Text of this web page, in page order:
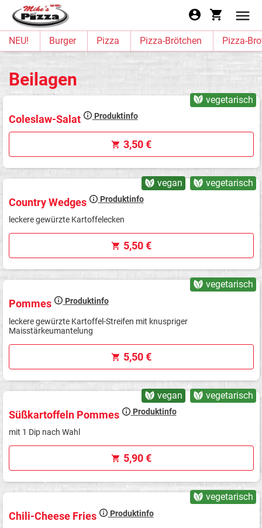
NEU! Burger Pizza Pizza-Brötchen Pizza-
Beilagen
vegetarisch
Coleslaw-Salat Produktinfo
3,50 €
vegan vegetarisch
Country Wedges Produktinfo
leckere gewürzte Kartoffelecken
5,50 €
vegetarisch
Pommes Produktinfo
leckere gewürzte Kartoffel-Streifen mit knuspriger
Maisstärkeumantelung
5,50 €
vegan vegetarisch
Süßkartoffeln Pommes Produktinfo
mit 1 Dip nach Wahl
5,90 €
vegetarisch
Chili-Cheese Fries Produktinfo